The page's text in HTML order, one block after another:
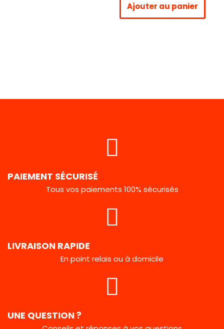
Ajouter au panier
PAIEMENT SÉCURISÉ
Tous vos paiements 100% sécurisés
LIVRAISON RAPIDE
En point relais ou à domicile
UNE QUESTION ?